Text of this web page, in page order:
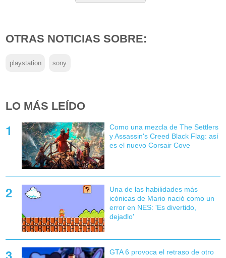
OTRAS NOTICIAS SOBRE:
playstation sony
LO MÁS LEÍDO
Como una mezcla de The Settlers
y Assassin's Creed Black Flag: así
es el nuevo Corsair Cove
Una de las habilidades más
icónicas de Mario nació como un
error en NES: 'Es divertido,
dejadlo'
GTA 6 provoca el retraso de otro